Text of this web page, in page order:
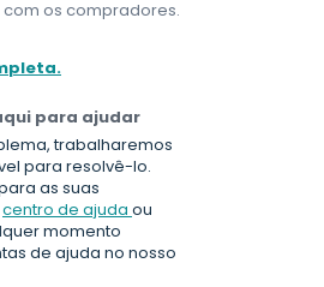
os compradores.
para ajudar
trabalharemos
para resolvê-lo.
as suas
centro de ajuda ou
momento
de ajuda no nosso